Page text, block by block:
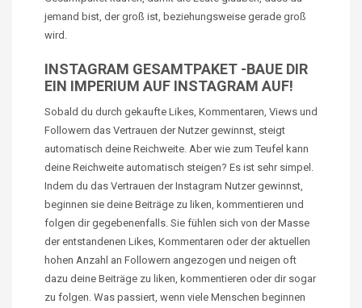
jemand bist, der groß ist, beziehungsweise gerade groß
wird.
INSTAGRAM GESAMTPAKET -BAUE DIR
EIN IMPERIUM AUF INSTAGRAM AUF!
Sobald du durch gekaufte Likes, Kommentaren, Views und
Followern das Vertrauen der Nutzer gewinnst, steigt
automatisch deine Reichweite. Aber wie zum Teufel kann
deine Reichweite automatisch steigen? Es ist sehr simpel.
Indem du das Vertrauen der Instagram Nutzer gewinnst,
beginnen sie deine Beiträge zu liken, kommentieren und
folgen dir gegebenenfalls. Sie fühlen sich von der Masse
der entstandenen Likes, Kommentaren oder der aktuellen
hohen Anzahl an Followern angezogen und neigen oft
dazu deine Beiträge zu liken, kommentieren oder dir sogar
zu folgen. Was passiert, wenn viele Menschen beginnen